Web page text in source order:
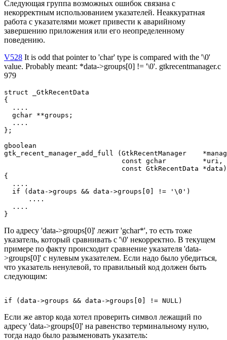
Следующая группа возможных ошибок связана с
некорректным использованием указателей. Неаккуратная
работа с указателями может привести к аварийному
завершению приложения или его неопределенному
поведению.
V528 It is odd that pointer to 'char' type is compared with the '\0'
value. Probably meant: *data->groups[0] != '\0'. gtkrecentmanager.c
979
struct _GtkRecentData
{
  ....
  gchar **groups;
  ....
};
gboolean
gtk_recent_manager_add_full (GtkRecentManager
                             const gchar         *uri,
                             const GtkRecentData *data)
{
  ....
  if (data->groups && data->groups[0] != '\0')
      ....
  ....
}
По адресу 'data->groups[0]' лежит 'gchar*', то есть тоже
указатель, который сравнивать с '\0' некорректно. В текущем
примере по факту происходит сравнение указателя 'data-
>groups[0]' с нулевым указателем. Если надо было убедиться,
что указатель ненулевой, то правильный код должен быть
следующим:
if (data->groups && data->groups[0] != NULL)
Если же автор кода хотел проверить символ лежащий по
адресу 'data->groups[0]' на равенство терминальному нулю,
тогда надо было разыменовать указатель: